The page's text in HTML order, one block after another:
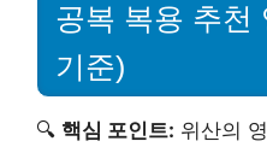
공복 복용 추천
기준)
🔍 핵심 포인트: 위산의